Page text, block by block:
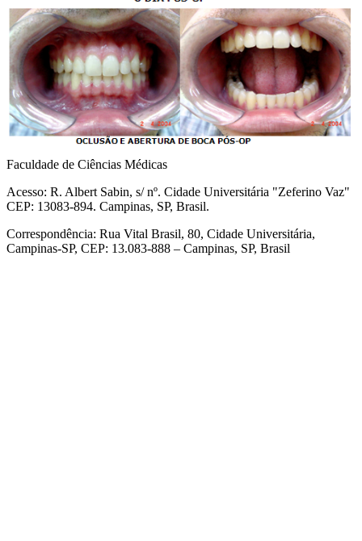
Faculdade de Ciências Médicas
Acesso: R. Albert Sabin, s/ nº. Cidade Universitária "Zeferino Vaz"
CEP: 13083-894. Campinas, SP, Brasil.
Correspondência: Rua Vital Brasil, 80, Cidade Universitária,
Campinas-SP, CEP: 13.083-888 – Campinas, SP, Brasil